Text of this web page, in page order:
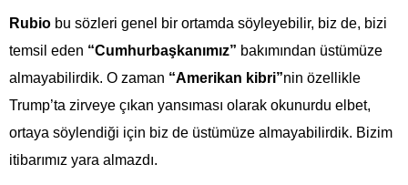
Rubio bu sözleri genel bir ortamda söyleyebilir, biz de, bizi
temsil eden “Cumhurbaşkanımız” bakımından üstümüze
almayabilirdik. O zaman “Amerikan kibri”nin özellikle
Trump’ta zirveye çıkan yansıması olarak okunurdu elbet,
ortaya söylendiği için biz de üstümüze almayabilirdik. Bizim
itibarımız yara almazdı.